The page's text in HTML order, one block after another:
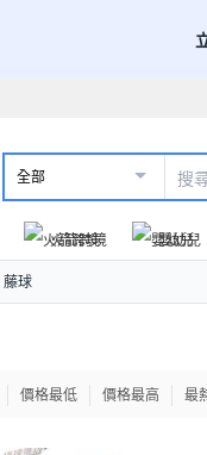
全部
火箭跨境 嬰幼兒
藤球
價格最低 價格最高 最